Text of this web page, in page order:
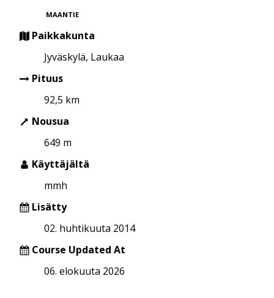
MAANTIE
Paikkakunta
Jyväskylä, Laukaa
Pituus
92,5 km
Nousua
649 m
Käyttäjältä
mmh
Lisätty
02. huhtikuuta 2014
Course Updated At
06. elokuuta 2026